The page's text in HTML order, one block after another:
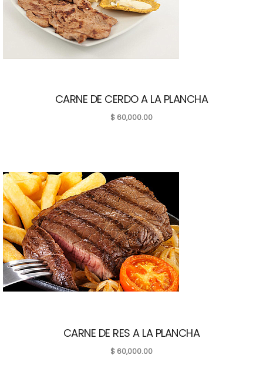
CARNE DE CERDO A LA PLANCHA
$ 60,000.00
CARNE DE RES A LA PLANCHA
$ 60,000.00